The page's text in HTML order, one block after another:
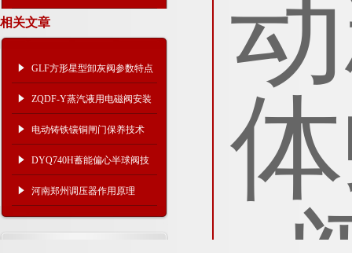
相关文章
GLF方形星型卸灰阀参数特点
ZQDF-Y蒸汽液用电磁阀安装
保养
电动铸铁镶铜闸门保养技术
DYQ740H蓄能偏心半球阀技
术特点及结构参数
河南郑州调压器作用原理